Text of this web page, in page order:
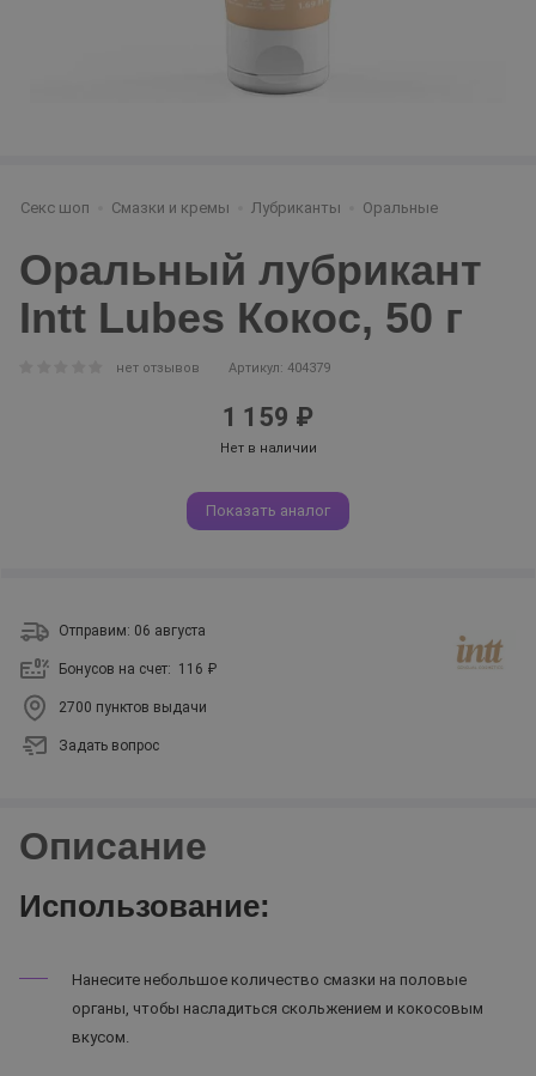
Секс шоп Смазки и кремы Лубриканты Оральные
Оральный лубрикант
Intt Lubes Кокос, 50 г
нет отзывов Артикул: 404379
1 159 ₽
Нет в наличии
Показать аналог
Отправим: 06 августа
Бонусов на счет: 116 ₽
2700 пунктов выдачи
Задать вопрос
Описание
Использование:
Нанесите небольшое количество смазки на половые
органы, чтобы насладиться скольжением и кокосовым
вкусом.